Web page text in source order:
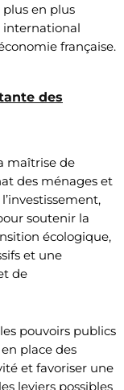
plus en plus
international
française.
des
maîtrise de
des ménages et
soutenir la
écologique,
et une
de
pouvoirs publics
place des
et favoriser une
leviers possibles